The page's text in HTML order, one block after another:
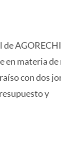
AGORECHI
en materia de
con dos
y